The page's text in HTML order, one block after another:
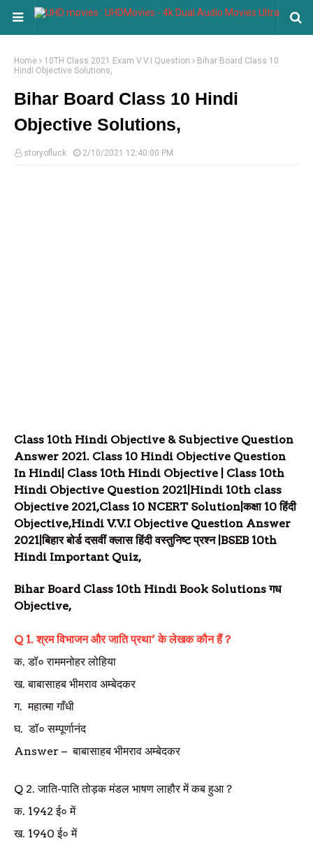
Home 10TH Class 2021 Exam V.V.I Question
Bihar Board Class 10
Hindi Objective Solutions,
Bihar Board Class 10 Hindi
Objective Solutions,
storyofluck 2/10/2021 12:40:00 PM
Class 10th Hindi Objective & Subjective Question
Answer 2021. Class 10 Hindi Objective Question
In Hindi| Class 10th Hindi Objective | Class 10th
Hindi Objective Question 2021|Hindi 10th class
Objective 2021,Class 10 NCERT Solution|कक्षा 10 हिंदी
Objective,Hindi V.V.I Objective Question Answer
2021|बिहार बोर्ड दसवीं क्लास हिंदी वस्तुनिष्ट प्रश्न |BSEB 10th
Hindi Important Quiz,
Bihar Board Class 10th Hindi Book Solutions गध
Objective,
Q 1.श्रम विभाजन और जाति प्रथा’के लेखक कौन हैं?
क.डॉ० राममनोहर लोहिया
ख.बाबासाहब भीमराव अम्बेदकर
ग.महात्मा गाँधी
घ.डॉ० सम्पूर्णानंद
Answer –बाबासाहब भीमराव अम्बेदकर
Q 2.जाति-पाति तोड़क मंडल भाषण लाहौर में कब हुआ?
क. 1942ई० में
ख. 1940ई० में